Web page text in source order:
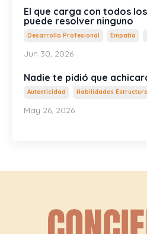
El que carga con todos
puede resolver ninguno
Desarrollo Profesional Empatía
Jun 30, 2026
Nadie te pidió que
Autenticidad Habilidades
May 26, 2026